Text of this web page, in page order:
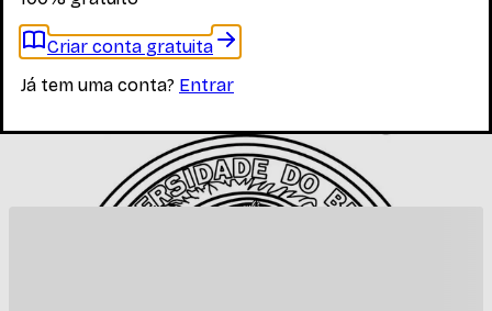
disciplina
Entrar
Outros materiais que podem te interessar enquanto não
há materiais específicos desta disciplina
Criar conta gratuita
Já tem uma conta? Entrar